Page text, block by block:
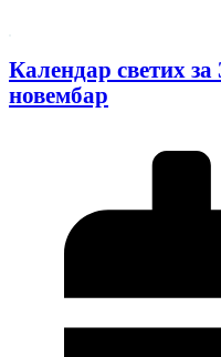
Календар светих
новембар